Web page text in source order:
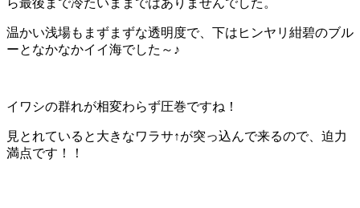
ら最後まで冷たいままではありませんでした。
温かい浅場もまずまずな透明度で、下はヒンヤリ紺碧のブル
ーとなかなかイイ海でした～♪
イワシの群れが相変わらず圧巻ですね！
見とれていると大きなワラサ↑が突っ込んで来るので、迫力
満点です！！